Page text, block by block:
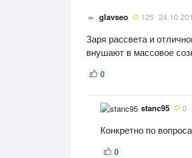
glavseo 125
Заря рассвета и
внушают в массовое
0
stanc95 0
Конкретно по
0